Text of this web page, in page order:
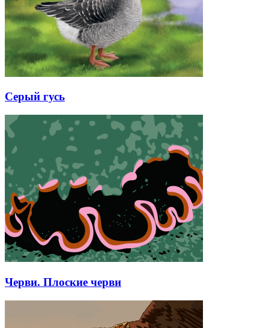
Серый гусь
Черви. Плоские черви